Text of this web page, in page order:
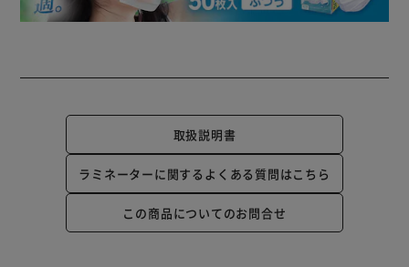
取扱説明書
ラミネーターに関するよくある質問はこちら
この商品についてのお問合せ